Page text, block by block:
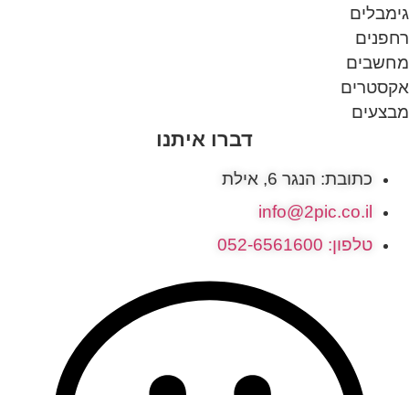
דברו איתנו
כתובת: הנגר 6, אילת
info@2pic.co.il
טלפון: 052-6561600